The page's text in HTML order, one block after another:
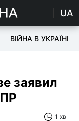
UA
ВІЙНА В УКРАЇНІ
заявил
1 хв